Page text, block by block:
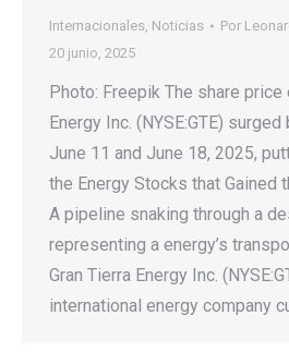
Internacionales, Noticias Por
20 junio, 2025
Photo: Freepik The share price
Energy Inc. (NYSE:GTE)
June 11 and June 18, 2025,
the Energy Stocks that Gained
A pipeline snaking through a
representing a energy’s
Gran Tierra Energy Inc.
international energy company